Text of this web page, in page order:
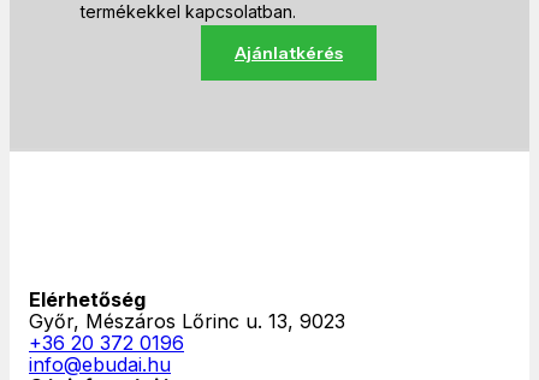
termékekkel kapcsolatban.
Ajánlatkérés
Elérhetőség
Győr, Mészáros Lőrinc u. 13, 9023
+36 20 372 0196
info@ebudai.hu